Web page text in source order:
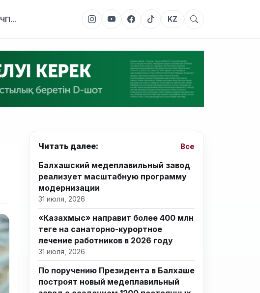
ЧП... KZ
Читать далее: Все
Балхашский медеплавильный завод
реализует масштабную программу
модернизации
31 июля, 2026
«Казахмыс» направит более 400 млн
теңге на санаторно-курортное
лечение работников в 2026 году
31 июля, 2026
По поручению Президента в Балхаше
построят новый медеплавильный